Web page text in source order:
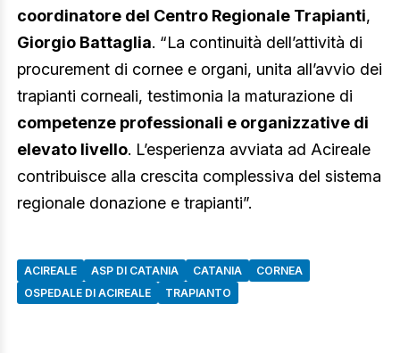
coordinatore del Centro Regionale Trapianti,
Giorgio Battaglia. “La continuità dell’attività di
procurement di cornee e organi, unita all’avvio dei
trapianti corneali, testimonia la maturazione di
competenze professionali e organizzative di
elevato livello. L’esperienza avviata ad Acireale
contribuisce alla crescita complessiva del sistema
regionale donazione e trapianti”.
ACIREALE ASP DI CATANIA CATANIA
CORNEA
OSPEDALE DI ACIREALE
TRAPIANTO